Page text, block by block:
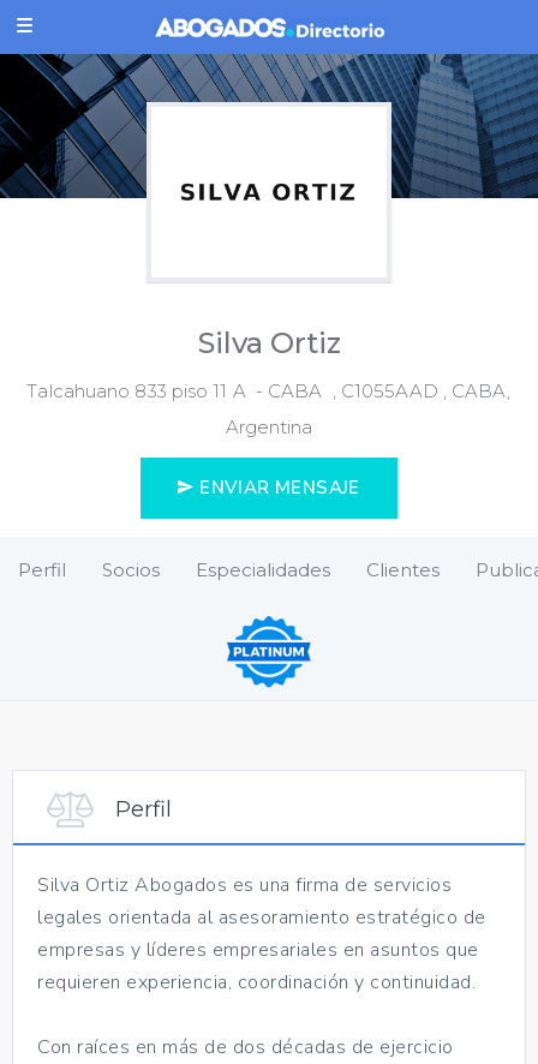
Silva Ortiz
Talcahuano 833 piso 11 A - CABA , C1055AAD , CABA,
Argentina
ENVIAR MENSAJE
Perfil Socios Especialidades Clientes
Perfil
Silva Ortiz Abogados es una firma de servicios
legales orientada al asesoramiento estratégico de
empresas y líderes empresariales en asuntos que
requieren experiencia, coordinación y continuidad.
Con raíces en más de dos décadas de ejercicio